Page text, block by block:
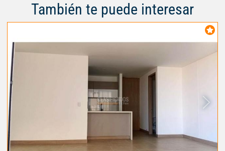
También te puede interesar